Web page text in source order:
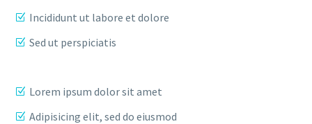
Incididunt ut labore et dolore
Sed ut perspiciatis
Lorem ipsum dolor sit amet
Adipisicing elit, sed do eiusmod